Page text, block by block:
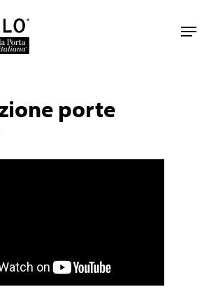
porte